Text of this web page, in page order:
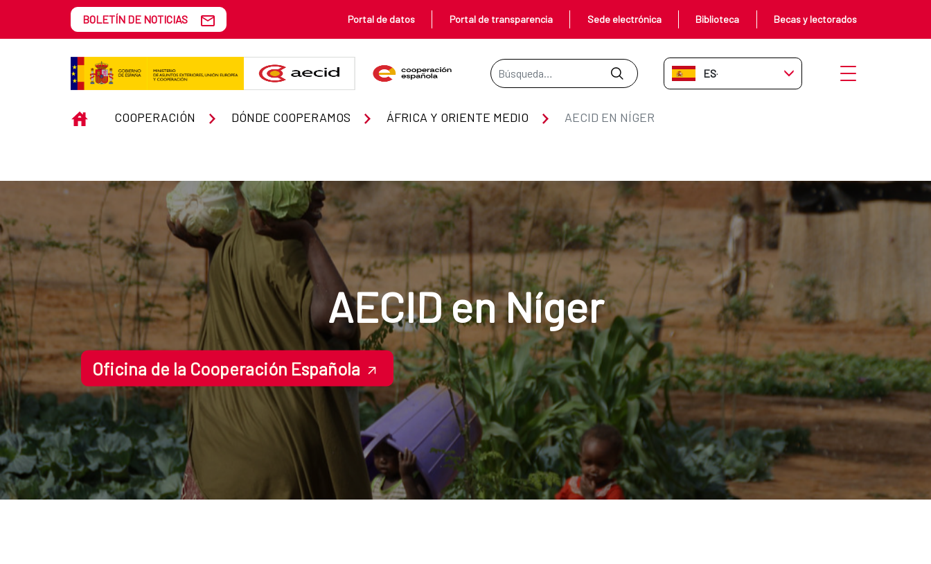
Saltar al contenido principal
AECID en Níger
BOLETÍN DE NOTICIAS Portal de datos Portal de transparencia Sede electrónica Biblioteca Becas y lectorados
Barra de búsqueda
ES-ES Abrir menú
INICIOCOOPERACIÓN DÓNDE COOPERAMOS ÁFRICA Y ORIENTE MEDIO AECID EN NÍGER
AECID en Níger
Oficina de la Cooperación Española